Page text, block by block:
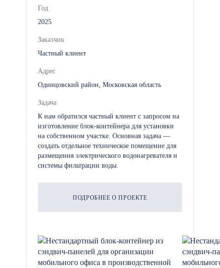
эксплуатации в особенно
холодных климатических
условиях.
Мобильные системы
безопасности: Видеонаблюдение,
охранные системы и системы
контроля доступа для повышения
безопасности.
Почему выбирают
модульные пункты
Модульные пункты обогрева — это
Год
2025
Заказчик
Частный клиент
Адрес
Одинцовский район, Московская область
Задача
К нам обратился частный клиент с запросом на
изготовление блок-контейнера для установки
на собственном участке. Основная задача —
создать отдельное техническое помещение для
размещения электрического водонагревателя и
системы фильтрации воды.
ПОДРОБНЕЕ О ПРОЕКТЕ